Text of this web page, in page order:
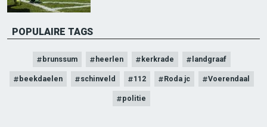
POPULAIRE TAGS
brunssum heerlen kerkrade landgraaf
beekdaelen schinveld 112 Roda jc Voerendaal
politie